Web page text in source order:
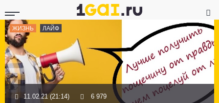
ЖИЗНЬ ЛАЙФ
11.02.21 (21:14) 6 979